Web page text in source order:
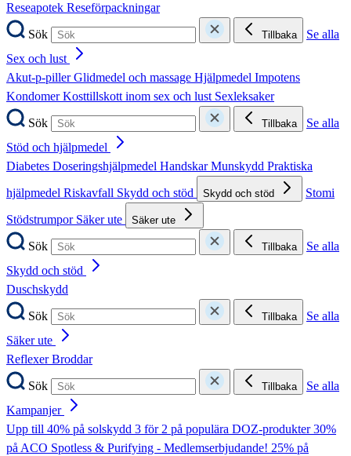
Reseapotek Reseförpackningar
Sök
Tillbaka
Se alla
Sex och lust
Akut-p-pillerGlidmedel och massage Hjälpmedel Impotens
KondomerKosttillskott inom sex och lust Sexleksaker
Sök
Tillbaka
Se alla
Stöd och hjälpmedel
Diabetes Doseringshjälpmedel HandskarMunskydd Praktiska
hjälpmedel Riskavfall Skydd och stöd Skydd och stöd
Stomi
Stödstrumpor Säker ute Säker ute
Sök Tillbaka
Se alla
Skydd och stöd
Duschskydd
Sök
Tillbaka
Se alla
Säker ute
ReflexerBroddar
Sök
Tillbaka
Se alla
Kampanjer
Upp till 40% på solskydd 3 för 2 på populära DOZ-produkter30%
på ACO Spotless & Purifying - Medlemserbjudande! 25% på